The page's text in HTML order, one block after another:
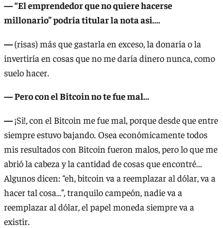
— “El emprendedor que no quiere hacerse
millonario” podría titular la nota asi....
—(risas) más que gastarla en exceso, la donaría o la
invertiría en cosas que no me daría dinero nunca, como
suelo hacer.
— Pero con el Bitcoin no te fue mal...
—¡Si!, con el Bitcoin me fue mal, porque desde que entre
siempre estuvo bajando. Osea económicamente todos
mis resultados con Bitcoin fueron malos, pero lo que me
abrió la cabeza y la cantidad de cosas que encontré...
Algunos dicen: “eh, bitcoin va a reemplazar al dólar, va a
hacer tal cosa…”, tranquilo campeón, nadie va a
reemplazar al dólar, el papel moneda siempre va a
existir.